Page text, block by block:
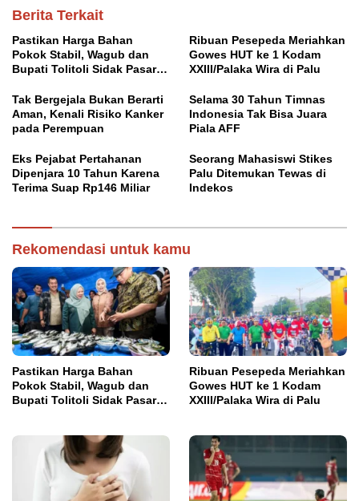
Berita Terkait
Pastikan Harga Bahan
Pokok Stabil, Wagub dan
Bupati Tolitoli Sidak Pasar
Ribuan Pesepeda Meriahkan
Gowes HUT ke 1 Kodam
XXIII/Palaka Wira di Palu
Tak Bergejala Bukan Berarti
Aman, Kenali Risiko Kanker
pada Perempuan
Selama 30 Tahun Timnas
Indonesia Tak Bisa Juara
Piala AFF
Eks Pejabat Pertahanan
Dipenjara 10 Tahun Karena
Terima Suap Rp146 Miliar
Seorang Mahasiswi Stikes
Palu Ditemukan Tewas di
Indekos
Rekomendasi untuk kamu
Pastikan Harga Bahan
Pokok Stabil, Wagub dan
Bupati Tolitoli Sidak Pasar
Ribuan Pesepeda Meriahkan
Gowes HUT ke 1 Kodam
XXIII/Palaka Wira di Palu